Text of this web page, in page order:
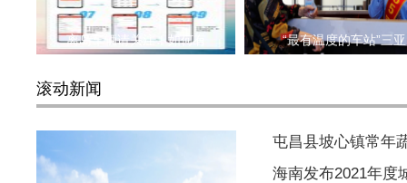
离岛车辆请关注！如何有 “最有温度的车站”三亚
滚动新闻
屯昌县坡心镇常年
海南发布2021年度